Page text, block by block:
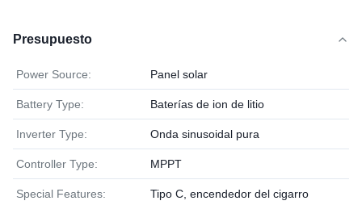
Presupuesto
Power Source: Panel solar
Battery Type: Baterías de ion de litio
Inverter Type: Onda sinusoidal pura
Controller Type: MPPT
Special Features: Tipo C, encendedor del cigarro